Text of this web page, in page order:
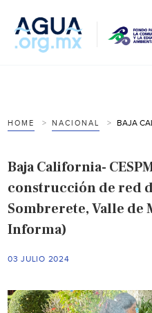
HOME NACIONAL
Baja California-
construcción de red
Sombrerete, Valle de
Informa)
03 JULIO 2024